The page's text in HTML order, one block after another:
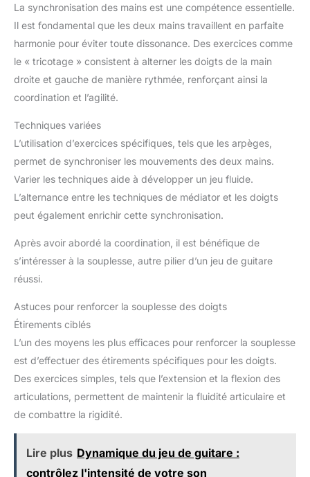
La synchronisation des mains est une compétence essentielle.
Il est fondamental que les deux mains travaillent en parfaite
harmonie pour éviter toute dissonance. Des exercices comme
le « tricotage » consistent à alterner les doigts de la main
droite et gauche de manière rythmée, renforçant ainsi la
coordination et l’agilité.
Techniques variées
L’utilisation d’exercices spécifiques, tels que les arpèges,
permet de synchroniser les mouvements des deux mains.
Varier les techniques aide à développer un jeu fluide.
L’alternance entre les techniques de médiator et les doigts
peut également enrichir cette synchronisation.
Après avoir abordé la coordination, il est bénéfique de
s’intéresser à la souplesse, autre pilier d’un jeu de guitare
réussi.
Astuces pour renforcer la souplesse des doigts
Étirements ciblés
L’un des moyens les plus efficaces pour renforcer la souplesse
est d’effectuer des étirements spécifiques pour les doigts.
Des exercices simples, tels que l’extension et la flexion des
articulations, permettent de maintenir la fluidité articulaire et
de combattre la rigidité.
Lire plus Dynamique du jeu de guitare :
contrôlez l'intensité de votre son